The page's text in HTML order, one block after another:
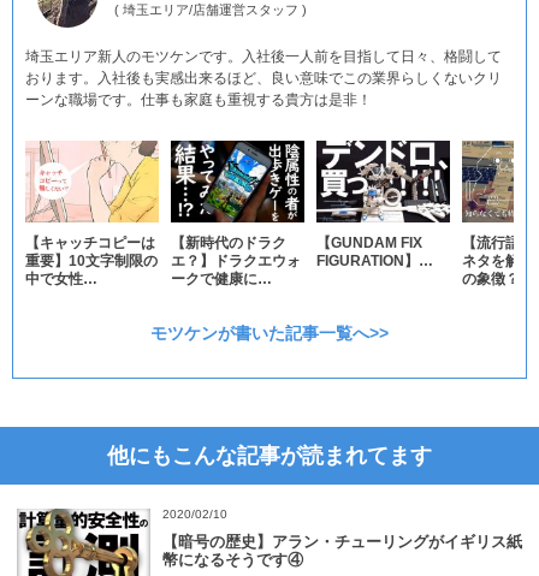
( 埼玉エリア/店舗運営スタッフ )
埼玉エリア新人のモツケンです。入社後一人前を目指して日々、格闘して
おります。入社後も実感出来るほど、良い意味でこの業界らしくないクリ
ーンな職場です。仕事も家庭も重視する貴方は是非！
【キャッチコピーは
重要】10文字制限の
中で女性…
【新時代のドラク
エ？】ドラクエウォ
ークで健康に…
【GUNDAM FIX
FIGURATION】…
【流行語
ネタを解
の象徴？
モツケンが書いた記事一覧へ>>
他にもこんな記事が読まれてます
2020/02/10
【暗号の歴史】アラン・チューリングがイギリス紙
幣になるそうです④